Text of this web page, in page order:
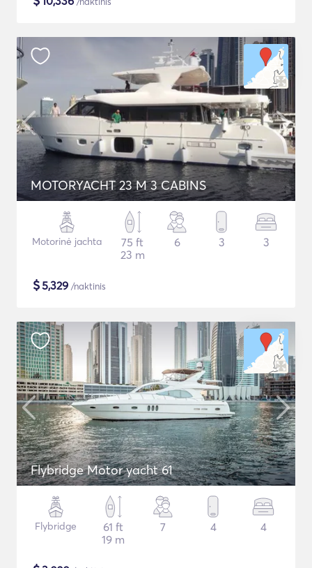
MOTORYACHT 23 M 3 CABINS
Motorinė jachta
75 ft
23 m
6 3 3
$5,329 /naktinis
Flybridge Motor yacht 61
Flybridge
61 ft
19 m
7 4 4